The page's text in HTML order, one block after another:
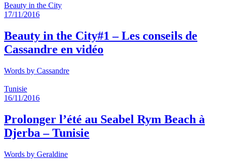
Beauty in the City
17/11/2016
Beauty in the City#1 – Les conseils de
Cassandre en vidéo
Words by Cassandre
Tunisie
16/11/2016
Prolonger l’été au Seabel Rym Beach à
Djerba – Tunisie
Words by Geraldine